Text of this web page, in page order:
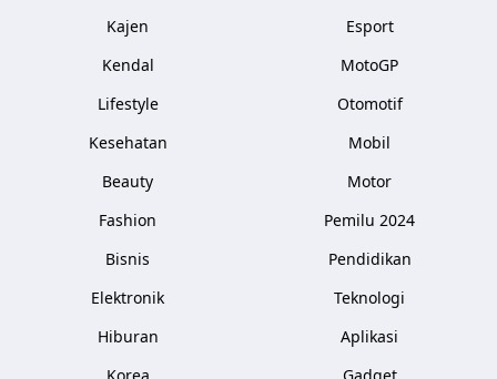
Kajen
Kendal
Lifestyle
Kesehatan
Beauty
Fashion
Bisnis
Elektronik
Hiburan
Esport
MotoGP
Otomotif
Mobil
Motor
Pemilu 2024
Pendidikan
Teknologi
Aplikasi